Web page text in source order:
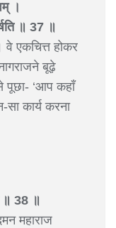
।
॥ 37 ॥
वे एकचित्त होकर
बूढ़े
पूछा- ‘आप कहाँ
कार्य करना
॥ 38 ॥
महाराज